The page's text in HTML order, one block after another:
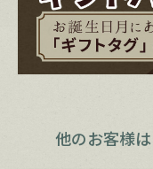
他のお客様は